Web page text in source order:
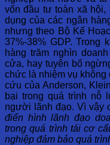
vốn đầu tư toàn xã
dụng của các ngân
nhưng theo Bộ Kế
37%-38% GDP. Trong
hàng trăm nghìn
cửa, hay tuyên bố
chức là nhiệm vụ
cứu của Anderson,
bại trong quá trình nỗ
người lãnh đạo. Vì vậy
điển hình lãnh đạo
trong quá trình tái cơ
nghiệp đảm bảo quá